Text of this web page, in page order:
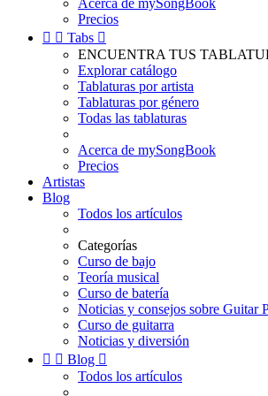
Acerca de mySongBook
Precios
  Tabs 
ENCUENTRA TUS
Explorar catálogo
Tablaturas por artista
Tablaturas por género
Todas las tablaturas
Acerca de mySongBook
Precios
Artistas
Blog
Todos los artículos
Categorías
Curso de bajo
Teoría musical
Curso de batería
Noticias y consejos sobre Guitar
Curso de guitarra
Noticias y diversión
  Blog 
Todos los artículos